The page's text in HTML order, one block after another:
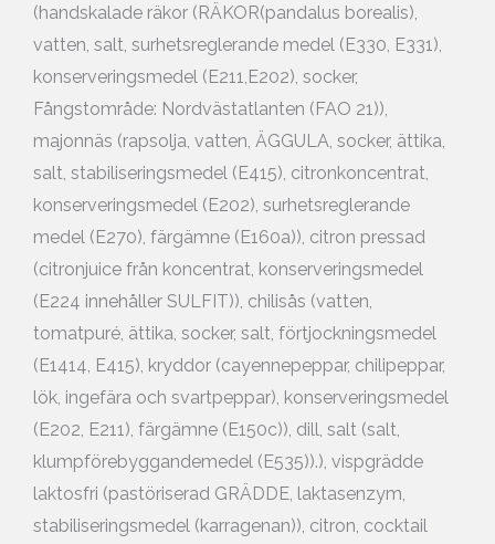
(handskalade räkor (RÄKOR(pandalus borealis),
vatten, salt, surhetsreglerande medel (E330, E331),
konserveringsmedel (E211,E202), socker,
Fångstområde: Nordvästatlanten (FAO 21)),
majonnäs (rapsolja, vatten, ÄGGULA, socker, ättika,
salt, stabiliseringsmedel (E415), citronkoncentrat,
konserveringsmedel (E202), surhetsreglerande
medel (E270), färgämne (E160a)), citron pressad
(citronjuice från koncentrat, konserveringsmedel
(E224 innehåller SULFIT)), chilisås (vatten,
tomatpuré, ättika, socker, salt, förtjockningsmedel
(E1414, E415), kryddor (cayennepeppar, chilipeppar,
lök, ingefära och svartpeppar), konserveringsmedel
(E202, E211), färgämne (E150c)), dill, salt (salt,
klumpförebyggandemedel (E535)).), vispgrädde
laktosfri (pastöriserad GRÄDDE, laktasenzym,
stabiliseringsmedel (karragenan)), citron, cocktail